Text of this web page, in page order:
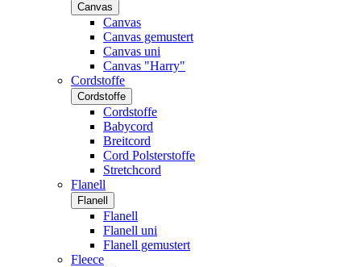
Canvas
Canvas
Canvas gemustert
Canvas uni
Canvas "Harry"
Cordstoffe
Cordstoffe
Cordstoffe
Babycord
Breitcord
Cord Polsterstoffe
Stretchcord
Flanell
Flanell
Flanell
Flanell uni
Flanell gemustert
Fleece